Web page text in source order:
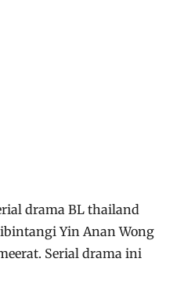
drama BL thailand
Yin Anan Wong
Serial drama ini